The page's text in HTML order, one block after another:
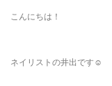
こんにちは！
ネイリストの井出です︎︎︎☺︎